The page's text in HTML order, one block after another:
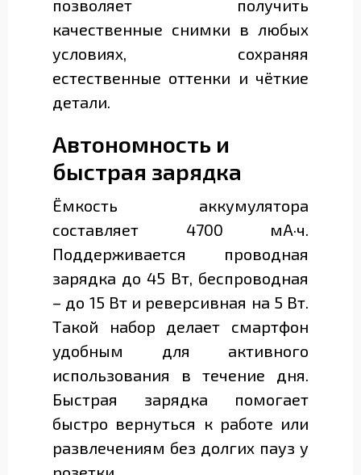
позволяет получить
качественные снимки в любых
условиях, сохраняя
естественные оттенки и чёткие
детали.
Автономность и
быстрая зарядка
Ёмкость аккумулятора
составляет 4700 мА·ч.
Поддерживается проводная
зарядка до 45 Вт, беспроводная
– до 15 Вт и реверсивная на 5 Вт.
Такой набор делает смартфон
удобным для активного
использования в течение дня.
Быстрая зарядка помогает
быстро вернуться к работе или
развлечениям без долгих пауз у